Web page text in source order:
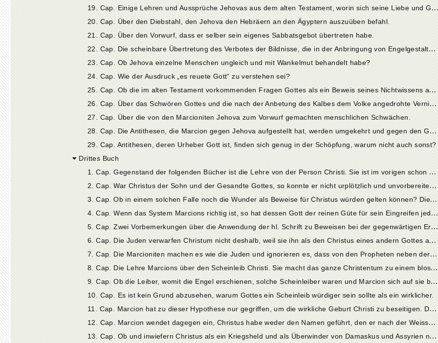
1
9. Cap. Einige Lehren und Aussprüche Jehovas aus dem alten Testament, worin sich seine Liebe und Güte zeigt.
20. Cap. Über den Diebstahl, den Jehova den Hebräern an den Ägyptern auszuüben befahl.
21. Cap. Über den Vorwurf, dass er selber sein eigenes Sabbatsgebot übertreten habe.
2
2. Cap. Die scheinbare Übertretung des Verbotes der Bildnisse, die in der Anbringung von Engelgestalten auf der Bundeslade liegen soll, und die Zurückweisung von Opfern der Juden, die doch geboten waren.
23. Cap. Ob Jehova einzelne Menschen ungleich und mit Wankelmut behandelt habe?
24. Cap. Wie der Ausdruck „es reuete Gott“ zu verstehen sei?
2
5. Cap. Ob die im alten Testament vorkommenden Fragen Gottes als ein Beweis seines Nichtwissens anzusehen sind?
2
6. Cap. Über das Schwören Gottes und die nach der Anbetung des Kalbes dem Volke angedrohte Vernichtung.
27. Cap. Über die von den Marcioniten Jehova zum Vorwurf gemachten menschlichen Schwächen.
2
8. Cap. Die Antithesen, die Marcion gegen Jehova aufgestellt hat, werden umgekehrt und gegen den Gott Marcions angewendet.
29. Cap. Antithesen, deren Urheber Gott ist, finden sich genug in der Schöpfung, warum nicht auch sonst?
Drittes Buch
1
. Cap. Gegenstand der folgenden Bücher ist die Lehre von der Person Christi. Sie ist im vorigen schon mehrfach berührt und dient ihrerseits wiederum zur Bestätigung der im vorigen festgestellten Einheit Gottes.
2
. Cap. War Christus der Sohn und der Gesandte Gottes, so konnte er nicht urplötzlich und unvorbereitet auftreten, wie Marcion lehrt; in diesem Fall hätte er keinen Glauben bei den Menschen beanspruchen dürfen.
3
. Cap. Ob in einem solchen Falle noch die Wunder als Beweise für Christus würden gelten können? Dieselben würden für sich allein ohne vorausgegangene Prophezeiungen auch seine Beweiskraft haben.
4
. Cap. Wenn das System Marcions richtig ist, so hat dessen Gott der reinen Güte für sein Eingreifen jedenfalls nicht die rechte Zeit gewählt.
5
. Cap. Zwei Vorbemerkungen über die Anwendung der hl. Schrift zu Beweisen bei der gegenwärtigen Erörterung.
6
. Cap. Die Juden verwarfen Christum nicht deshalb, weil sie ihn als den Christus eines andern Gottes ansahen, wie Marcion die Sache drehen möchte, sondern weil sie ihn gar nicht für den von den Propheten angekündigten Christus hielten. Sie verurteilten ihn wegen Verletzung des mosaischen Gesetzes.
7
. Cap. Die Marcioniten machen es wie die Juden und ignorieren es, dass von den Propheten neben der Ankunft Christi in Herrlichkeit, auch eine Ankunft in Niedrigkeit geweissagt worden ist.
8
. Cap. Die Lehre Marcions über den Scheinleib Christi. Sie macht das ganze Christentum zu einem blossen Schein.
9
. Cap. Ob die Leiber, womit die Engel erschienen, solche Scheinleiber waren und Marcion sich auf sie berufen könne?
10. Cap. Es ist kein Grund abzusehen, warum Gottes ein Scheinleib würdiger sein sollte als ein wirklicher.
1
1. Cap. Marcion hat zu dieser Hypothese nur gegriffen, um die wirkliche Geburt Christi zu beseitigen. Denn war Christus wirklich geboren, so konnte er kein anderer sein als der im alten Testament von den Propheten des Schöpfergottes angekündigte Christus.
1
2. Cap. Marcion wendet dagegen ein, Christus habe weder den Namen geführt, den er nach der Weissagung haben sollte, noch stimme die Art seines Auftretens zu der bei Isaias gegebenen Schilderung. Ob Christus den Namen Emmanuel verdiene?
1
3. Cap. Ob und inwiefern Christus als ein Kriegsheld und als Überwinder von Damaskus und Assyrien nach Is. Cap. 8 gelten könne.